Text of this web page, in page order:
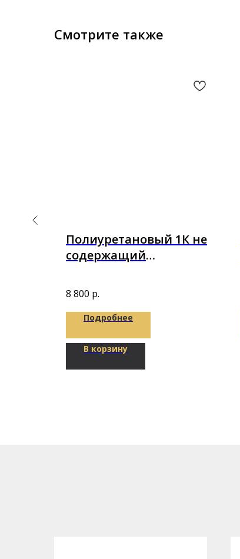
Смотрите также
Полиуретановый 1К не
содержащий
Puretop Primer-ECO 4,5 кг
(5л)
8 800 р.
Подробнее
В корзину